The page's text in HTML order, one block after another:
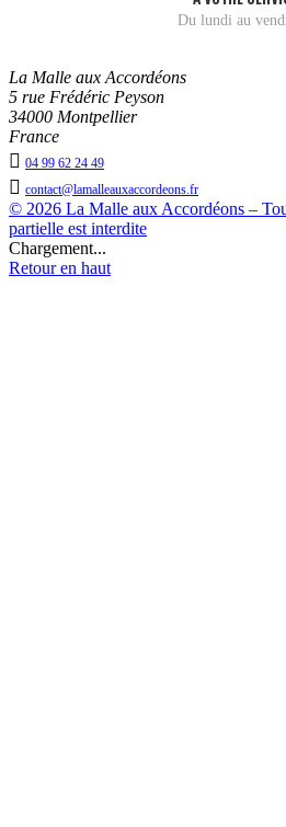
Du lundi au
La Malle aux Accordéons
5 rue Frédéric Peyson
34000 Montpellier
France
 04 99 62 24 49
 contact@lamalleauxaccordeons.fr
© 2026 La Malle aux Accordéons –
partielle est interdite
Chargement...
Retour en haut